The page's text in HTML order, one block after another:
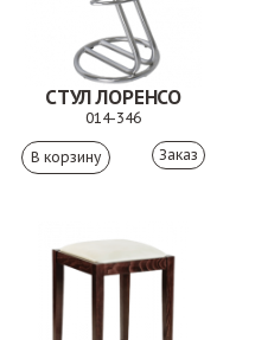
СТУЛ ЛОРЕНСО
014-346
Заказ